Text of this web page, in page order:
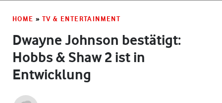
HOME » TV & ENTERTAINMENT
Dwayne Johnson bestätigt:
Hobbs & Shaw 2 ist in
Entwicklung